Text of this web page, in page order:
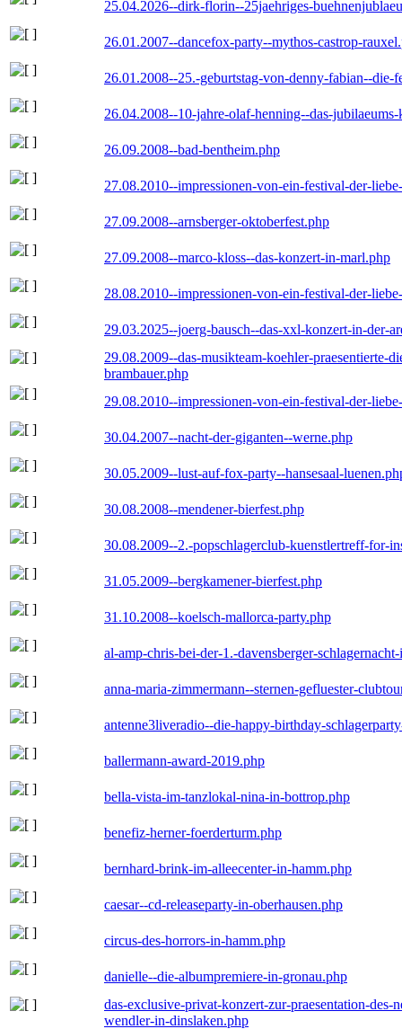
25.04.2026--dirk-florin--25jaehriges-
26.01.2007--dancefox-party--mythos-castrop-
26.01.2008--25.-geburtstag-von-denny-fabian--die-
26.04.2008--10-jahre-olaf-henning--das-
26.09.2008--bad-bentheim.php
27.08.2010--impressionen-von-ein-festival-der-
27.09.2008--arnsberger-oktoberfest.php
27.09.2008--marco-kloss--das-konzert-in-marl.php
28.08.2010--impressionen-von-ein-festival-der-
29.03.2025--joerg-bausch--das-xxl-konzert-in-der-
29.08.2009--das-musikteam-koehler-praesentierte-
brambauer.php
29.08.2010--impressionen-von-ein-festival-der-
30.04.2007--nacht-der-giganten--werne.php
30.05.2009--lust-auf-fox-party--hansesaal-
30.08.2008--mendener-bierfest.php
30.08.2009--2.-popschlagerclub-kuenstlertreff-for-
31.05.2009--bergkamener-bierfest.php
31.10.2008--koelsch-mallorca-party.php
al-amp-chris-bei-der-1.-davensberger-
anna-maria-zimmermann--sternen-gefluester-
antenne3liveradio--die-happy-birthday-
ballermann-award-2019.php
bella-vista-im-tanzlokal-nina-in-bottrop.php
benefiz-herner-foerderturm.php
bernhard-brink-im-alleecenter-in-hamm.php
caesar--cd-releaseparty-in-oberhausen.php
circus-des-horrors-in-hamm.php
danielle--die-albumpremiere-in-gronau.php
das-exclusive-privat-konzert-zur-praesentation-
wendler-in-dinslaken.php